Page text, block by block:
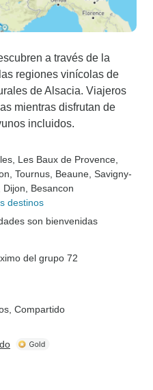
a través de la
regiones vinícolas de
de Alsacia. Viajeros
mientras disfrutan de
incluidos.
, Les Baux de Provence
, Tournus , Beaune , Savigny-
, Dijon , Besancon
destinos
son bienvenidas
del grupo 72
Compartido